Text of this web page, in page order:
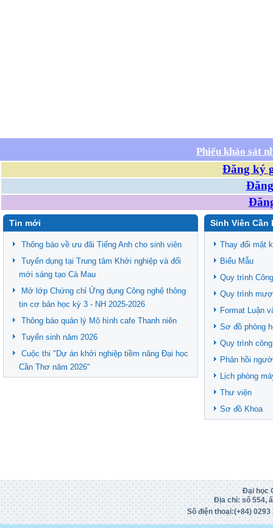
Phiếu khảo sát
Đăng ký
Tin mới
Thông báo về ưu đãi Tiếng Anh cho sinh viên
Tuyển dụng tại Trung tâm Khởi nghiệp và đổi
mới sáng tạo Cà Mau
Mở lớp Chứng chỉ Ứng dụng Công nghệ thông
tin cơ bản học kỳ 3 - NH 2025-2026
Thông báo quản lý Mô hình cafe Thanh niên
Tuyển sinh năm 2026
Cuộc thi "Dự án khởi nghiệp tiềm năng Đại học
Cần Thơ năm 2026"
Sinh Viên Cần
Thay đổi mật
Biểu Mẫu
Quy trình
Quy trình
Format Luận
Sơ đồ phòng
Quy trình
Phản hồi
Lịch phòng
Thư viện
Sơ đồ Khoa
Đại học
Địa chỉ: số 554,
Số điện thoại:(+84)